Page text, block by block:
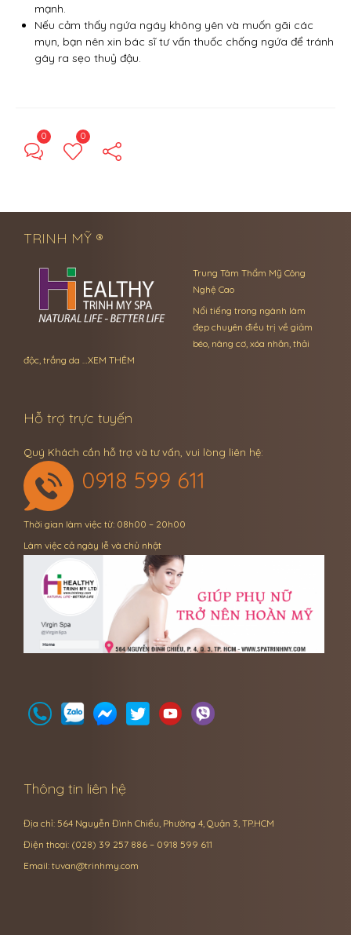
mạnh.
Nếu cảm thấy ngứa ngáy không yên và muốn gãi các
mụn, bạn nên xin bác sĩ tư vấn thuốc chống ngứa để tránh
gây ra sẹo thuỷ đậu.
0 0
TRINH MỸ ®
Trung Tâm Thẩm Mỹ Công
Nghệ Cao
Nổi tiếng trong ngành làm
đẹp chuyên điều trị về giảm
béo, nâng cơ, xóa nhăn, thải
độc, trắng da … XEM THÊM
Hỗ trợ trực tuyến
Quý Khách cần hỗ trợ và tư vấn, vui lòng liên hệ:
0918 599 611
Thời gian làm việc từ: 08h00 – 20h00
Làm việc cả ngày lễ và chủ nhật
Thông tin liên hệ
Địa chỉ: 564 Nguyễn Đình Chiểu, Phường 4, Quận 3, TP.HCM
Điện thoại: (028) 39 257 886 – 0918 599 611
Email: tuvan@trinhmy.com